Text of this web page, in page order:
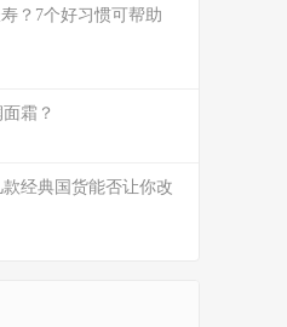
？7个好习惯可帮助
霜？
经典国货能否让你改